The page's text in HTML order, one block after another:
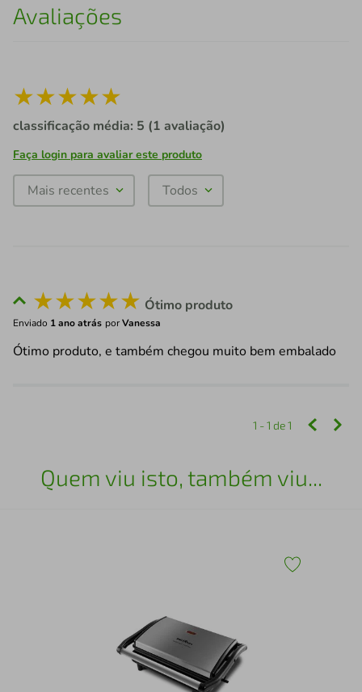
Avaliações
★★★★★
classificação média: 5 (1 avaliação)
Faça login para avaliar este produto
Mais recentes Todos
★★★★★ Ótimo produto
Enviado 1 ano atrás porVanessa
Ótimo produto, e também chegou muito bem embalado
1 - 1 de1
Quem viu isto, também viu...